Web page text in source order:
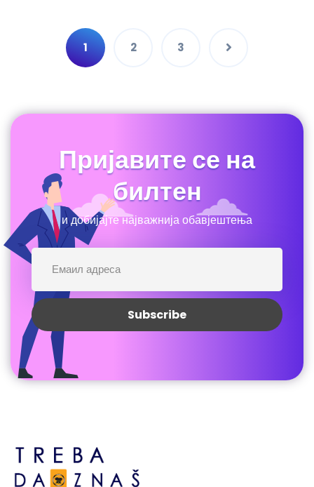
1 2 3
Пријавите се на
билтен
и добијајте најважнија обавјештења